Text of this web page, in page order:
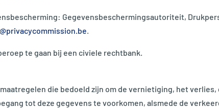
Gegevensbeschermingsautoriteit,
te gaan bij een civiele rechtbank.
die bedoeld zijn om de vernietiging, het verlies,
tot deze gegevens te voorkomen, alsmede de